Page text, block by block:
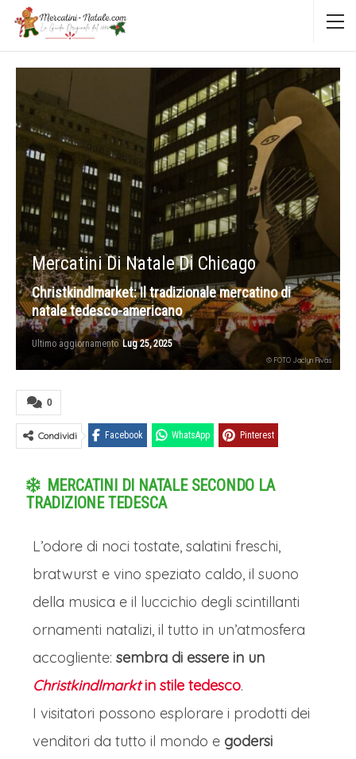
Mercatini Di Natale Di Chicago
Christkindlmarket: Il tradizionale mercatino di
natale tedesco-americano
Ultimo aggiornamento Lug 25, 2025
© FOTO Jaclyn Rivas
0
Condividi Facebook WhatsApp Pinterest
MERCATINI DI NATALE SECONDO LA
TRADIZIONE TEDESCA
L’odore di noci tostate, salatini freschi,
bratwurst e vino speziato caldo, il suono
della musica e il luccichio degli scintillanti
ornamenti natalizi, il tutto in un’atmosfera
accogliente: sembra di essere in un
Christkindlmarktin stile tedesco.
I visitatori possono esplorare i prodotti dei
venditori da tutto il mondo e godersi